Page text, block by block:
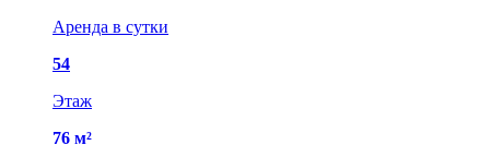
Аренда в сутки
54
Этаж
76 м²